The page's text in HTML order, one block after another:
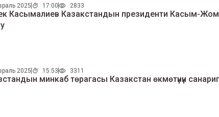
2025 17:00 2833
Касымалиев Казакстандын президенти Касым-
2025 15:53 3311
минкаб төрагасы Казакстан өкмөтүнүн